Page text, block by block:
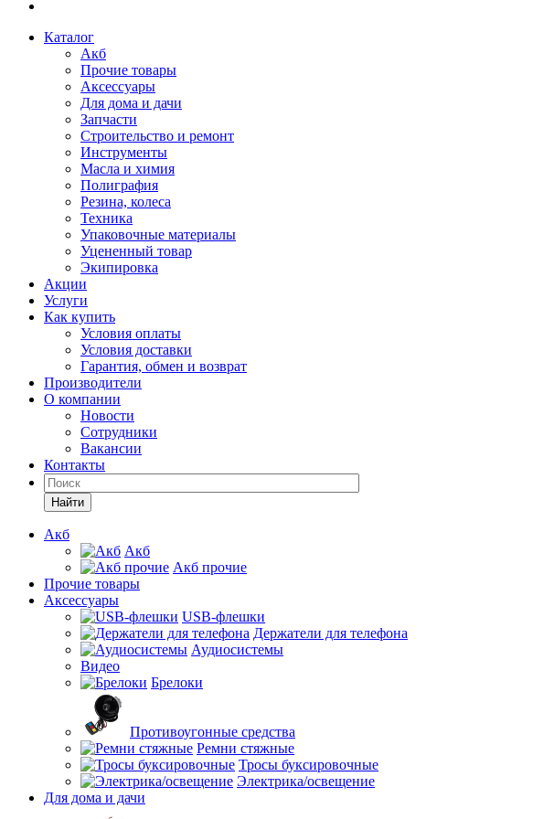
Каталог
Акб
Прочие товары
Аксессуары
Для дома и дачи
Запчасти
Строительство и ремонт
Инструменты
Масла и химия
Полиграфия
Резина, колеса
Техника
Упаковочные материалы
Уцененный товар
Экипировка
Акции
Услуги
Как купить
Условия оплаты
Условия доставки
Гарантия, обмен и возврат
Производители
О компании
Новости
Сотрудники
Вакансии
Контакты
Найти
Акб
Акб
Акб прочие
Прочие товары
Аксессуары
USB-флешки
Держатели для телефона
Аудиосистемы
Видео
Брелоки
Противоугонные средства
Ремни стяжные
Тросы буксировочные
Электрика/освещение
Для дома и дачи